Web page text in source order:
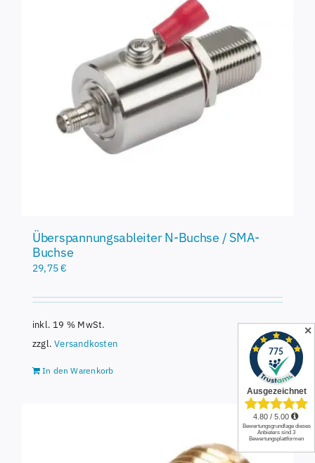
Überspannungsableiter N-Buchse / SMA-
Buchse
29,75€
inkl. 19 % MwSt.
zzgl.Versandkosten
In den Warenkorb Details
✕